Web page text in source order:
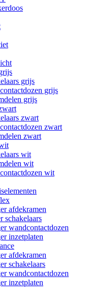
grijs
grijs
grijs
zwart
zwart
zwart
wit
wit
wit
afdekramen
schakelaars
wandcontactdozen
inzetplaten
afdekramen
schakelaars
wandcontactdozen
inzetplaten